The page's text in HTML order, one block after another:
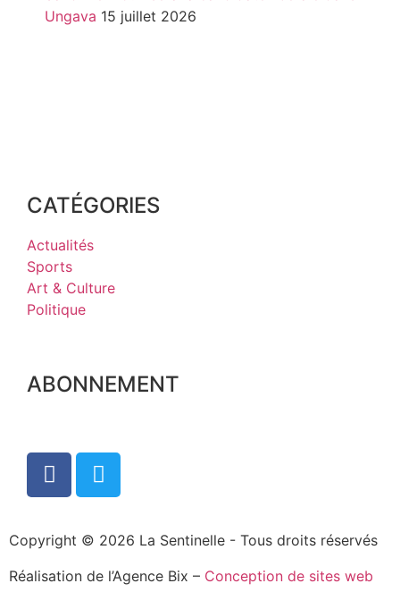
Ungava 15 juillet 2026
CATÉGORIES
Actualités
Sports
Art & Culture
Politique
ABONNEMENT
Copyright © 2026 La Sentinelle - Tous droits réservés
Réalisation de l’Agence Bix – Conception de sites web